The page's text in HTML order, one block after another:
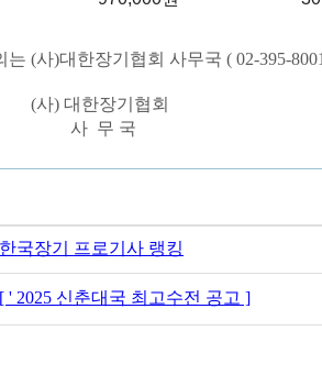
(사)대한장기협회 사무국 ( 02-395-
장기협회
국
한국장기 프로기사 랭킹
[ ' 2025 신춘대국 최고수전 공고 ]